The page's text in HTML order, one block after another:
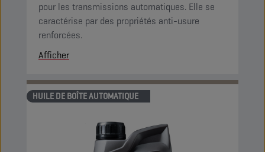
pour les transmissions automatiques. Elle se
caractérise par des propriétés anti-usure
renforcées.
Afficher
HUILE DE BOÎTE AUTOMATIQUE